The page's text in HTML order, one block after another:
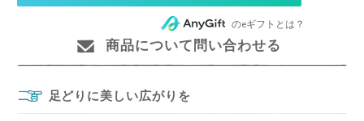
のeギフトとは？
商品について問い合わせる
足どりに美しい広がりを